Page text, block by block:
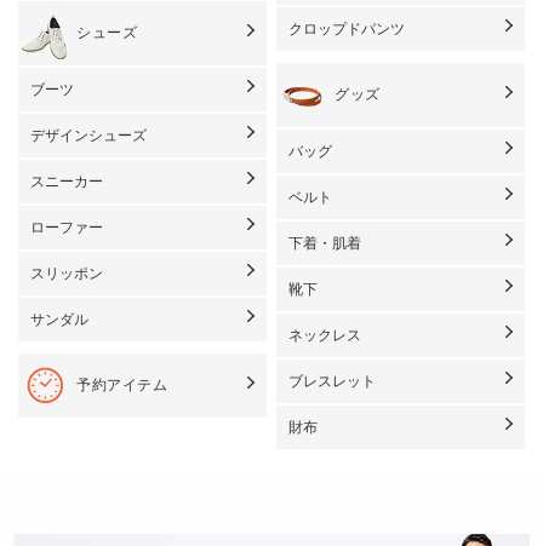
シューズ
ブーツ
デザインシューズ
スニーカー
ローファー
スリッポン
サンダル
予約アイテム
クロップドパンツ
グッズ
バッグ
ベルト
下着・肌着
靴下
ネックレス
ブレスレット
財布